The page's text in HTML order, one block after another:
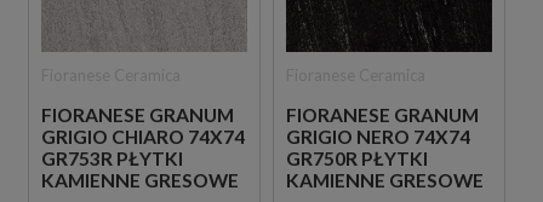
FIORANESE GRANUM
GRIGIO CHIARO 74X74
GR753R PŁYTKI
KAMIENNE GRESOWE
FIORANESE GRANUM
GRIGIO NERO 74X74
GR750R PŁYTKI
KAMIENNE GRESOWE